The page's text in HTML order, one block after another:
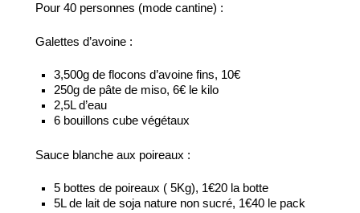
Pour 40 personnes (mode cantine) :
Galettes d’avoine :
3,500g de flocons d’avoine fins, 10€
250g de pâte de miso, 6€ le kilo
2,5L d’eau
6 bouillons cube végétaux
Sauce blanche aux poireaux :
5 bottes de poireaux ( 5Kg), 1€20 la botte
5L de lait de soja nature non sucré, 1€40 le pack